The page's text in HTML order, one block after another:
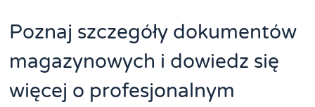
Poznaj szczegóły dokumentów
magazynowych i dowiedz się
więcej o profesjonalnym